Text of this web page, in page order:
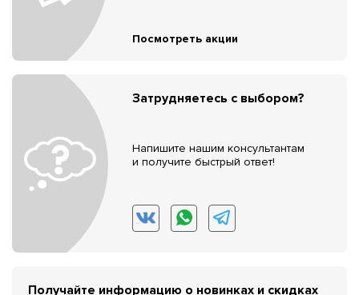
Посмотреть акции
Затрудняетесь с выбором?
Напишите нашим консультантам
и получите быстрый ответ!
Получайте информацию о новинках и скидках